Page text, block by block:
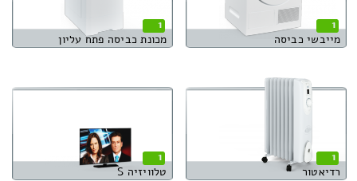
1
מייבשי כביסה
1
מכונת כביסה פתח עליון
1
רדיאטור
1
טלוויזיה S